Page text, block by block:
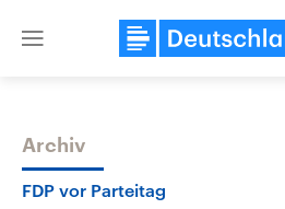
Close
Themen
Archiv
FDP vor Parteitag